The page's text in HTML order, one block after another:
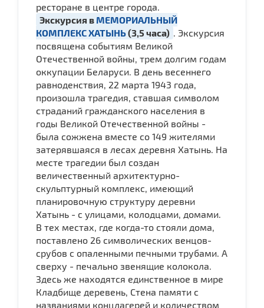
ресторане в центре города.
Экскурсия в МЕМОРИАЛЬНЫЙ
КОМПЛЕКС ХАТЫНЬ(3,5 часа)
. Экскурсия
посвящена событиям Великой
Отечественной войны, трем долгим годам
оккупации Беларуси. В день весеннего
равноденствия, 22 марта 1943 года,
произошла трагедия, ставшая символом
страданий гражданского населения в
годы Великой Отечественной войны -
была сожжена вместе со 149 жителями
затерявшаяся в лесах деревня Хатынь. На
месте трагедии был создан
величественный архитектурно-
скульптурный комплекс, имеющий
планировочную структуру деревни
Хатынь - с улицами, колодцами, домами.
В тех местах, где когда-то стояли дома,
поставлено 26 символических венцов-
срубов с опаленными печными трубами. А
сверху - печально звенящие колокола.
Здесь же находятся единственное в мире
Кладбище деревень, Стена памяти с
названиями концлагерей и количеством